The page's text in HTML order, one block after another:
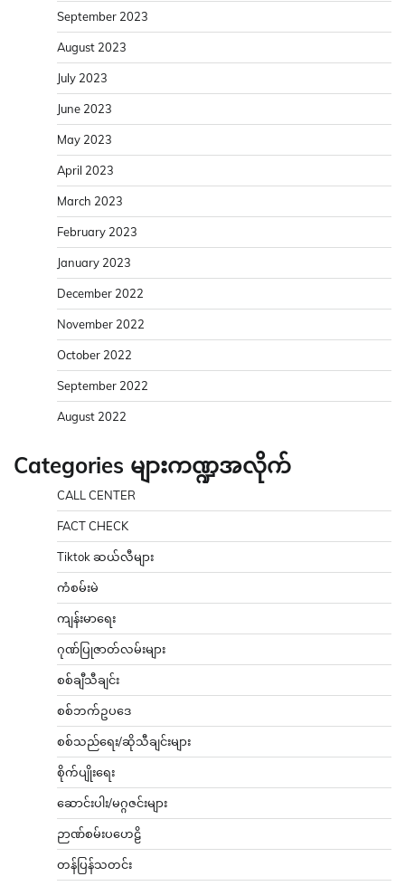
September 2023
August 2023
July 2023
June 2023
May 2023
April 2023
March 2023
February 2023
January 2023
December 2022
November 2022
October 2022
September 2022
August 2022
Categories များကဏ္ဍအလိုက်
CALL CENTER
FACT CHECK
Tiktok ဆယ်လီများ
ကံစမ်းမဲ
ကျန်းမာရေး
ဂုဏ်ပြုဇာတ်လမ်းများ
စစ်ချီသီချင်း
စစ်ဘက်ဥပဒေ
စစ်သည်ရေး/ဆိုသီချင်းများ
စိုက်ပျိုးရေး
ဆောင်းပါး/မဂ္ဂဇင်းများ
ဉာဏ်စမ်းပဟေဠိ
တန်ပြန်သတင်း